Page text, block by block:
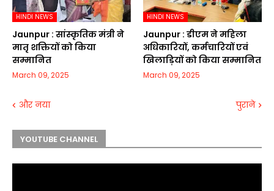
HINDI NEWS
Jaunpur :​ सांस्कृतिक मंत्री ने
मातृ शक्तियों को किया
सम्मानित
March 09, 2025
HINDI NEWS
Jaunpur :​ डीएम ने महिला
अधिकारियों, कर्मचारियों एवं
खिलाड़ियों को किया सम्मानित
March 09, 2025
और नया पुराने
YOUTUBE CHANNEL